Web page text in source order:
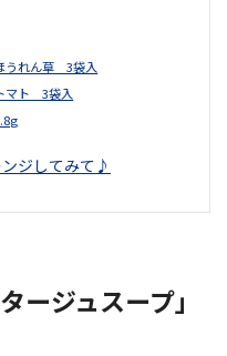
うれん草 3袋入
マト 3袋入
ジしてみて♪
ジュスープ」